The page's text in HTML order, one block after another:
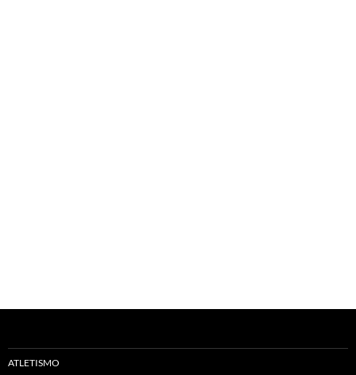
ATLETISMO